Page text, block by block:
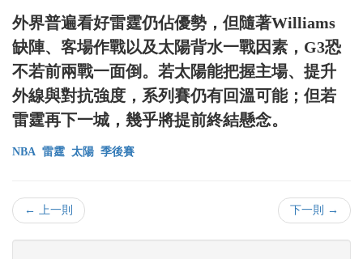
外界普遍看好雷霆仍佔優勢，但隨著Williams
缺陣、客場作戰以及太陽背水一戰因素，G3恐
不若前兩戰一面倒。若太陽能把握主場、提升
外線與對抗強度，系列賽仍有回溫可能；但若
雷霆再下一城，幾乎將提前終結懸念。
NBA 雷霆 太陽 季後賽
← 上一則 下一則 →